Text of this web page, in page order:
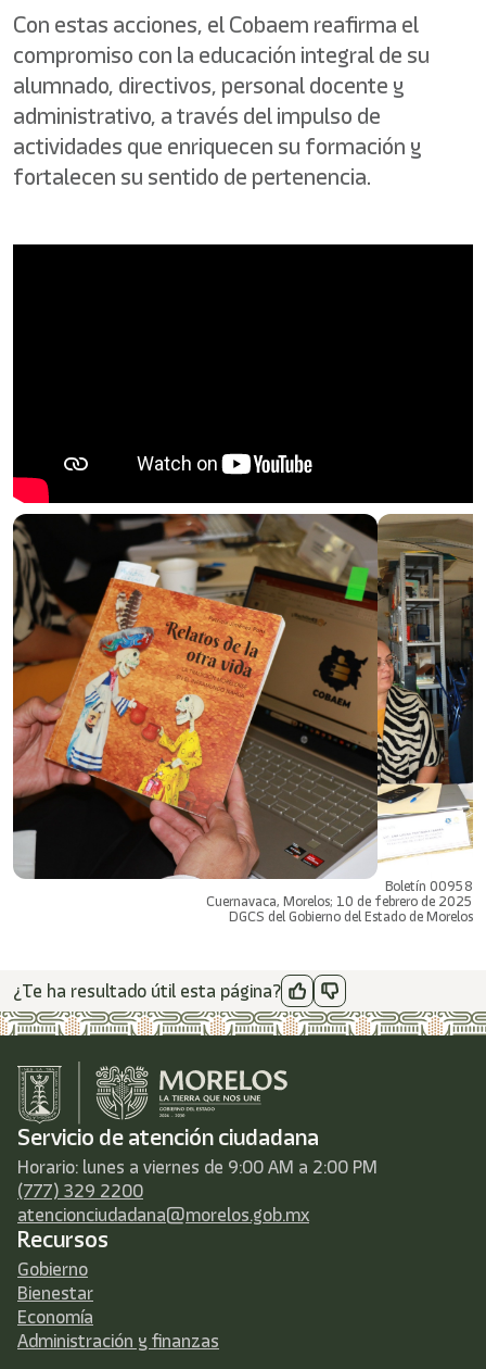
Con estas acciones, el Cobaem reafirma el
compromiso con la educación integral de su
alumnado, directivos, personal docente y
administrativo, a través del impulso de
actividades que enriquecen su formación y
fortalecen su sentido de pertenencia.
Boletín 00958
Cuernavaca, Morelos; 10 de febrero de 2025
DGCS del Gobierno del Estado de Morelos
¿Te ha resultado útil esta página?
Servicio de atención ciudadana
Horario: lunes a viernes de 9:00 AM a 2:00 PM
(777) 329 2200
atencionciudadana@morelos.gob.mx
Recursos
Gobierno
Bienestar
Economía
Administración y finanzas